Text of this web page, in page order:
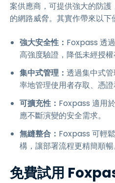
案供應商，可提供強大的防
的網路威脅。其實作帶來以下
強大安全性： Foxpass 透
高強度驗證，降低未經授權
集中式管理： 透過集中式
率地管理使用者存取、憑證
可擴充性： Foxpass 適用
應不斷演變的安全需求。
無縫整合： Foxpass 可輕
構，讓部署流程更精簡順暢
免費試用